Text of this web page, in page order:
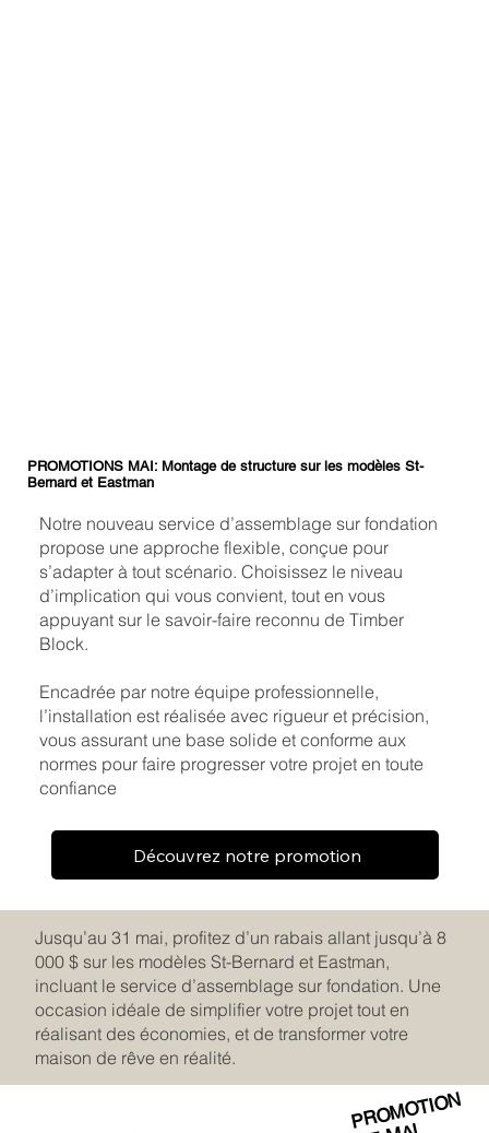
PROMOTIONS MAI: Montage de structure sur les modèles St-
Bernard et Eastman
Notre nouveau service d’assemblage sur fondation
propose une approche flexible, conçue pour
s’adapter à tout scénario. Choisissez le niveau
d’implication qui vous convient, tout en vous
appuyant sur le savoir-faire reconnu de Timber
Block.
Encadrée par notre équipe professionnelle,
l’installation est réalisée avec rigueur et précision,
vous assurant une base solide et conforme aux
normes pour faire progresser votre projet en toute
confiance
Découvrez notre promotion
Jusqu’au 31 mai, profitez d’un rabais allant jusqu’à 8
000 $ sur les modèles St-Bernard et Eastman,
incluant le service d’assemblage sur fondation. Une
occasion idéale de simplifier votre projet tout en
réalisant des économies, et de transformer votre
maison de rêve en réalité.
PROMOTION